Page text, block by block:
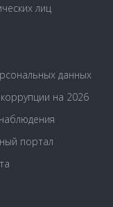
лиц
данных
на 2026
портал